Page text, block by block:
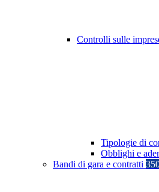
Controlli sulle
Tipologie di
Obblighi e
Bandi di gara e contratti